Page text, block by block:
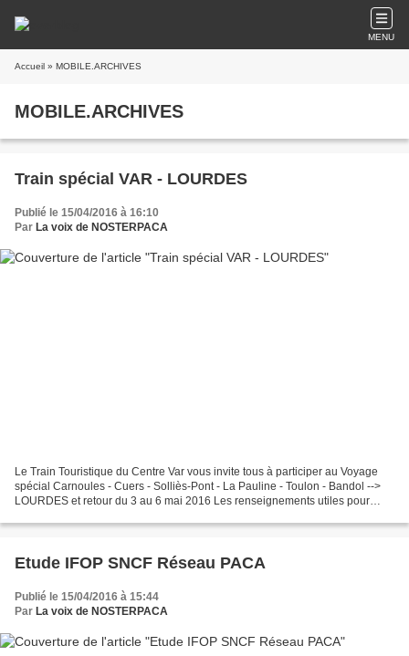
MENU
Accueil » MOBILE.ARCHIVES
MOBILE.ARCHIVES
Train spécial VAR - LOURDES
Publié le 15/04/2016 à 16:10
Par La voix de NOSTERPACA
Le Train Touristique du Centre Var vous invite tous à participer au Voyage
spécial Carnoules - Cuers - Solliès-Pont - La Pauline - Toulon - Bandol -->
LOURDES et retour du 3 au 6 mai 2016 Les renseignements utiles pour
Etude IFOP SNCF Réseau PACA
Publié le 15/04/2016 à 15:44
Par La voix de NOSTERPACA